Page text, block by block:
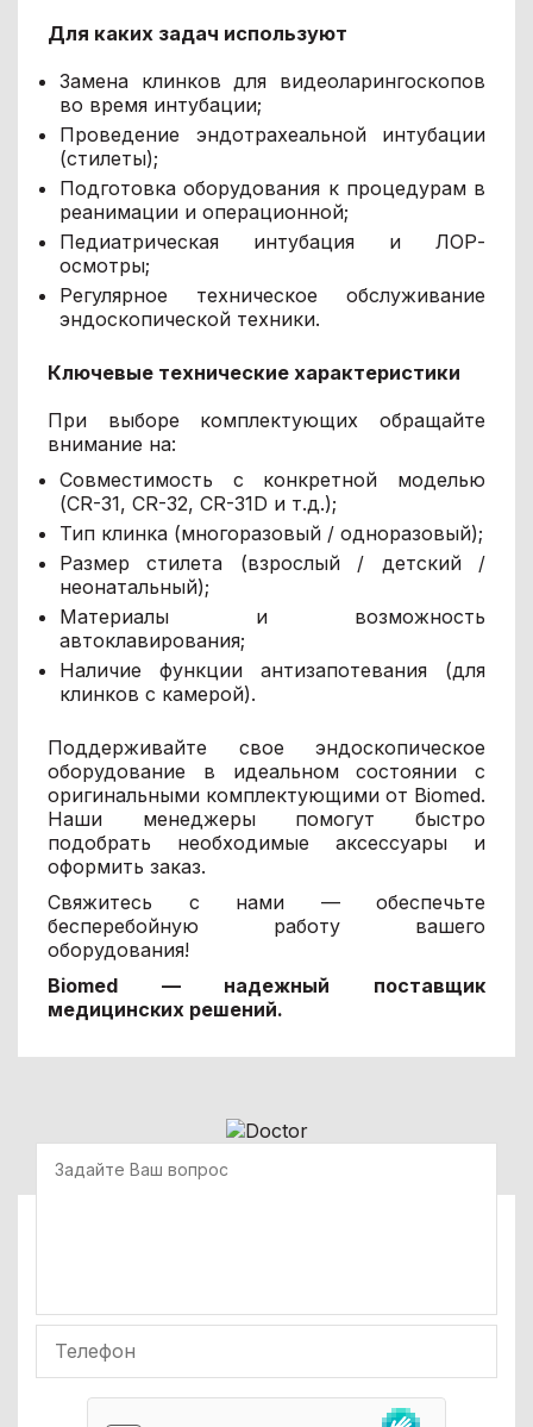
Для каких задач используют
Замена клинков для видеоларингоскопов
во время интубации;
Проведение эндотрахеальной интубации
(стилеты);
Подготовка оборудования к процедурам в
реанимации и операционной;
Педиатрическая интубация и ЛОР-
осмотры;
Регулярное техническое обслуживание
эндоскопической техники.
Ключевые технические характеристики
При выборе комплектующих обращайте
внимание на:
Совместимость с конкретной моделью
(CR-31, CR-32, CR-31D и т.д.);
Тип клинка (многоразовый / одноразовый);
Размер стилета (взрослый / детский /
неонатальный);
Материалы и возможность
автоклавирования;
Наличие функции антизапотевания (для
клинков с камерой).
Поддерживайте свое эндоскопическое
оборудование в идеальном состоянии с
оригинальными комплектующими от Biomed.
Наши менеджеры помогут быстро
подобрать необходимые аксессуары и
оформить заказ.
Свяжитесь с нами — обеспечьте
бесперебойную работу вашего
оборудования!
Biomed — надежный поставщик
медицинских решений.